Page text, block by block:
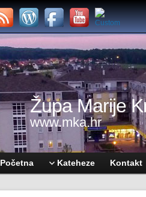
Župa Marije
www.mka.hr
Početna Kateheze Kontakt